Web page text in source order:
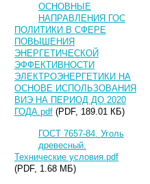
ОСНОВНЫЕ
НАПРАВЛЕНИЯ ГОС
ПОЛИТИКИ В СФЕРЕ
ПОВЫШЕНИЯ
ЭНЕРГЕТИЧЕСКОЙ
ЭФФЕКТИВНОСТИ
ЭЛЕКТРОЭНЕРГЕТИКИ НА
ОСНОВЕ ИСПОЛЬЗОВАНИЯ
ВИЭ НА ПЕРИОД ДО 2020
ГОДА.pdf (PDF, 189.01 КБ)
ГОСТ 7657-84. Уголь
древесный.
Технические условия.pdf
(PDF, 1.68 МБ)